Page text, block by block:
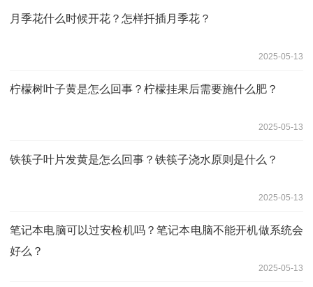
月季花什么时候开花？怎样扦插月季花？
2025-05-13
柠檬树叶子黄是怎么回事？柠檬挂果后需要施什么肥？
2025-05-13
铁筷子叶片发黄是怎么回事？铁筷子浇水原则‌是什么？
2025-05-13
笔记本电脑可以过安检机吗？笔记本电脑不能开机做系统会
好么？
2025-05-13